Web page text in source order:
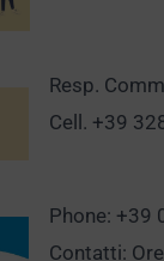
Resp.
Cell. +39
Phone: +39
Contatti: